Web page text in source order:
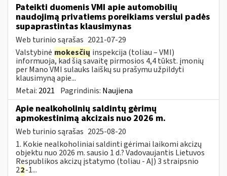
Pateikti duomenis VMI apie automobilių
naudojimą privatiems poreikiams verslui padės
supaprastintas klausimynas
Web turinio sąrašas 2021-07-29
Valstybinė mokesčių inspekcija (toliau – VMI)
informuoja, kad šią savaitę pirmosios 4,4 tūkst. įmonių
per Mano VMI sulauks laiškų su prašymu užpildyti
klausimyną apie...
Metai: 2021 Pagrindinis: Naujiena
Apie nealkoholinių saldintų gėrimų
apmokestinimą akcizais nuo 2026 m.
Web turinio sąrašas 2025-08-20
1. Kokie nealkoholiniai saldinti gėrimai laikomi akcizų
objektu nuo 2026 m. sausio 1 d.? Vadovaujantis Lietuvos
Respublikos akcizų įstatymo (toliau - AĮ) 3 straipsnio
22-1...